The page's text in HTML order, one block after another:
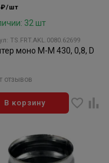
₽/шт
32 шт
TS.FRT.AKL.0080.62699
моно М-М 430, 0,8, D
отзывов
В корзину